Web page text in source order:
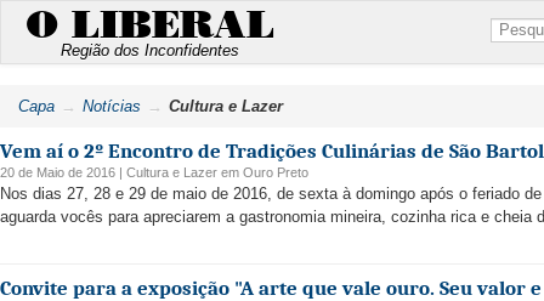
O LIBERAL
Região dos Inconfidentes
Capa Notícias Cultura e Lazer
Vem aí o 2º Encontro de Tradições Culinárias de São
20 de Maio de 2016 | Cultura e Lazer em Ouro Preto
Nos dias 27, 28 e 29 de maio de 2016, de sexta à domingo após o feriado
aguarda vocês para apreciarem a gastronomia mineira, cozinha rica e cheia
Convite para a exposição "A arte que vale ouro. Seu valor